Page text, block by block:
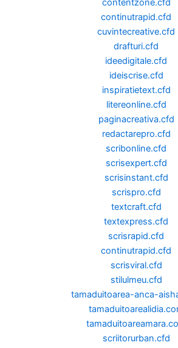
contentzone.cfd
continutrapid.cfd
cuvintecreative.cfd
drafturi.cfd
ideedigitale.cfd
ideiscrise.cfd
inspiratietext.cfd
litereonline.cfd
paginacreativa.cfd
redactarepro.cfd
scribonline.cfd
scrisexpert.cfd
scrisinstant.cfd
scrispro.cfd
textcraft.cfd
textexpress.cfd
scrisrapid.cfd
continutrapid.cfd
scrisviral.cfd
stilulmeu.cfd
tamaduitoarea-anca-
scriitorurban.cfd